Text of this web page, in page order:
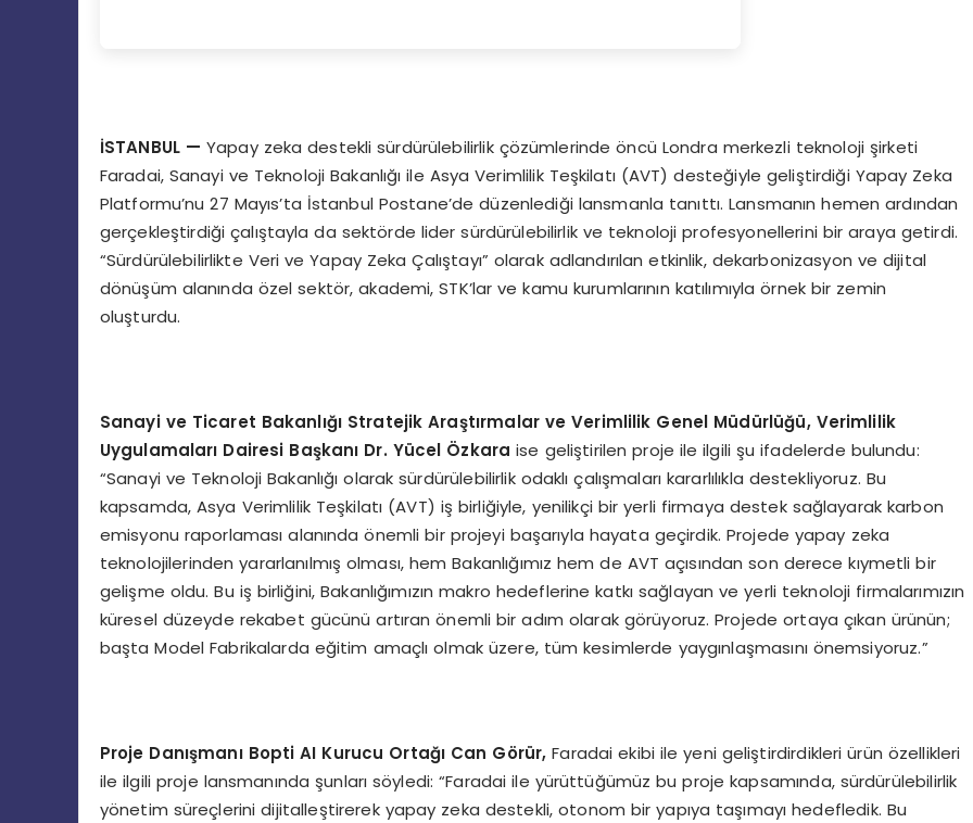
İSTANBUL — Yapay zeka destekli sürdürülebilirlik çözümlerinde öncü Londra merkezli teknoloji şirketi
Faradai, Sanayi ve Teknoloji Bakanlığı ile Asya Verimlilik Teşkilatı (AVT) desteğiyle geliştirdiği Yapay Zeka
Platformu’nu 27 Mayıs’ta İstanbul Postane’de düzenlediği lansmanla tanıttı. Lansmanın hemen ardından
gerçekleştirdiği çalıştayla da sektörde lider sürdürülebilirlik ve teknoloji profesyonellerini bir araya getirdi.
“Sürdürülebilirlikte Veri ve Yapay Zeka Çalıştayı” olarak adlandırılan etkinlik, dekarbonizasyon ve dijital
dönüşüm alanında özel sektör, akademi, STK’lar ve kamu kurumlarının katılımıyla örnek bir zemin
oluşturdu.
Sanayi ve Ticaret Bakanlığı Stratejik Araştırmalar ve Verimlilik Genel Müdürlüğü, Verimlilik
Uygulamaları Dairesi Başkanı Dr. Yücel Özkara ise geliştirilen proje ile ilgili şu ifadelerde bulundu:
“Sanayi ve Teknoloji Bakanlığı olarak sürdürülebilirlik odaklı çalışmaları kararlılıkla destekliyoruz. Bu
kapsamda, Asya Verimlilik Teşkilatı (AVT) iş birliğiyle, yenilikçi bir yerli firmaya destek sağlayarak karbon
emisyonu raporlaması alanında önemli bir projeyi başarıyla hayata geçirdik. Projede yapay zeka
teknolojilerinden yararlanılmış olması, hem Bakanlığımız hem de AVT açısından son derece kıymetli bir
gelişme oldu. Bu iş birliğini, Bakanlığımızın makro hedeflerine katkı sağlayan ve yerli teknoloji firmalarımızın
küresel düzeyde rekabet gücünü artıran önemli bir adım olarak görüyoruz. Projede ortaya çıkan ürünün;
başta Model Fabrikalarda eğitim amaçlı olmak üzere, tüm kesimlerde yaygınlaşmasını önemsiyoruz.”
Proje Danışmanı Bopti AI Kurucu Ortağı Can Görür, Faradai ekibi ile yeni geliştirdirdikleri ürün özellikleri
ile ilgili proje lansmanında şunları söyledi: “Faradai ile yürüttüğümüz bu proje kapsamında, sürdürülebilirlik
yönetim süreçlerini dijitalleştirerek yapay zeka destekli, otonom bir yapıya taşımayı hedefledik. Bu